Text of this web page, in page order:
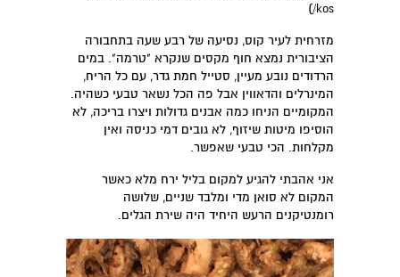
kos/)
מזרחית לעיר קוס, נסיעה של רבע שעה בתחבורה
הציבורית נמצא חוף מקסים שנקרא "טרמה". במים
הרדודים נובע מעיין, סטייל חמת גדר, עם כל הריח,
המינרלים והדאווין אבל פה הכל נשאר טבעי כשהיה.
המקומיים הניחו כמה אבנים גדולות ויצרו בריכה, לא
הוסיפו מיטות שיזוף, לא גובים דמי כניסה ואין
מקלחות. הכי טבעי שאפשר.
אני אהבתי להגיע למקום בליל ירח מלא כאשר
המקום לא סואן מדי ומלבד שניים, שלושה
רומנטיקנים הרעש היחיד היה שירת הגלים.